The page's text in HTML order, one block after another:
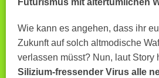
Futurismus mit altertümlichen
Wie kann es angehen, dass ihr
Zukunft auf solch altmodische
verlassen müsst? Nun, laut Story
Silizium-fressender Virus alle